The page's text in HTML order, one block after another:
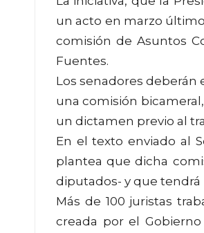
un acto en marzo
comisión de Asuntos
Fuentes.
Los senadores
una comisión
un dictamen previo al
En el texto enviado al
plantea que dicha
diputados- y que tendrá
Más de 100 juristas
creada por el